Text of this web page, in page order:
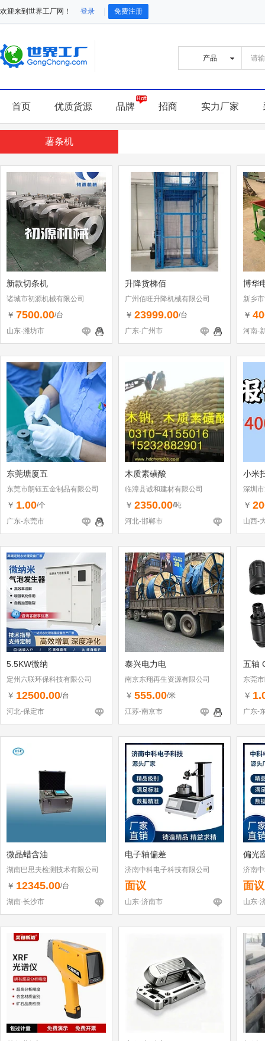
欢迎来到世界工厂网！ 登录 免费注册
首页 优质货源 品牌 招商 实力厂家
薯条机
新款切条机
诸城市初源机械有限公司
￥ 7500.00/台
山东-潍坊市
升降货梯佰
广州佰旺升降机械有限公司
￥ 23999.00/台
广东-广州市
博华
新乡
￥
河南-
东莞塘厦五
东莞市朗钰五金制品有限公司
￥ 1.00/个
广东-东莞市
木质素磺酸
临漳县诚和建材有限公司
￥ 2350.00/吨
河北-邯郸市
小米
深圳
（个
￥
山西-
5.5KW微纳
定州六联环保科技有限公司
￥ 12500.00/台
河北-保定市
泰兴电力电
南京东翔再生资源有限公司
￥ 555.00/米
江苏-南京市
五轴
东莞
￥
广东-
微晶蜡含油
湖南巴思夫检测技术有限公司
￥ 12345.00/台
湖南-长沙市
电子轴偏差
济南中科电子科技有限公司
面议
山东-济南市
偏光
济南
面议
山东-